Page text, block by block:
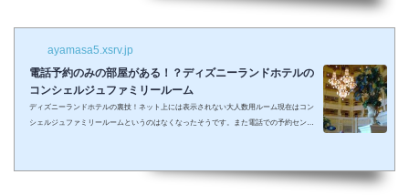
ラした夢の国を可愛い我が子に見せたかったのに・・・。 そんな時、「ディズニーラ...
ayamasa5.xsrv.jp
電話予約のみの部屋がある！？ディズニーランドホテルの
コンシェルジュファミリールーム
ディズニーランドホテルの裏技！ネット上には表示されない大人数用ルーム現在はコン
シェルジュファミリールームというのはなくなったそうです。また電話での予約センタ
ュ・スーペリアルーム（パークビュー）（7-8階）④コンシェルジュ・デラックスルー